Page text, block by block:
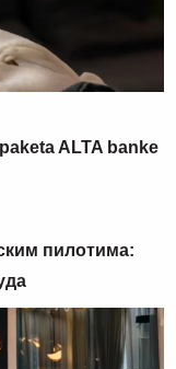
ALTA banke
пилотима: